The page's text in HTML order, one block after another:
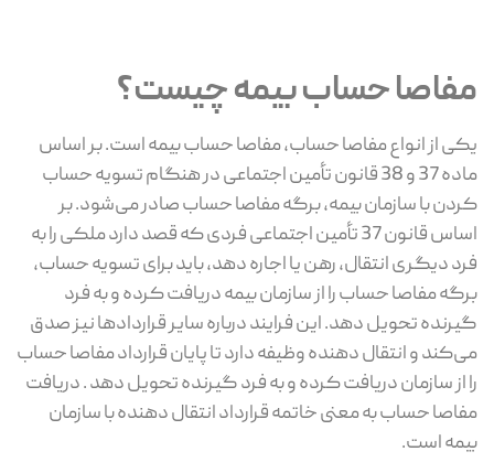
مفاصا حساب بیمه چیست؟
یکی از انواع مفاصا حساب، مفاصا حساب بیمه است. بر اساس
ماده 37 و 38 قانون تأمین اجتماعی در هنگام تسویه حساب
کردن با سازمان بیمه، برگه مفاصا حساب صادر می‌شود. بر
اساس قانون 37 تأمین اجتماعی فردی که قصد دارد ملکی را به
فرد دیگری انتقال، رهن یا اجاره دهد، باید برای تسویه حساب،
برگه مفاصا حساب را از سازمان بیمه دریافت کرده و به فرد
گیرنده تحویل دهد. این فرایند درباره سایر قراردادها نیز صدق
می‌کند و انتقال دهنده وظیفه دارد تا پایان قرارداد مفاصا حساب
را از سازمان دریافت کرده و به فرد گیرنده تحویل دهد . دریافت
مفاصا حساب به معنی خاتمه قرارداد انتقال دهنده با سازمان
بیمه است.